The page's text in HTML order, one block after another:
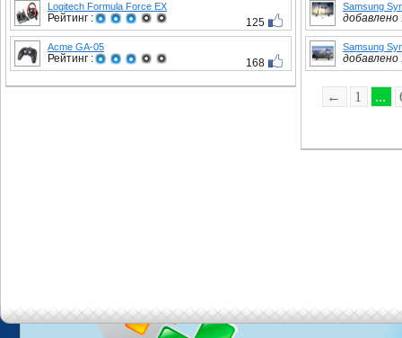
Logitech Formula Force EX
Рейтинг : 125
Acme GA-05
Рейтинг : 168
Samsung
добавлено
Samsung
добавлено
← 1 ...